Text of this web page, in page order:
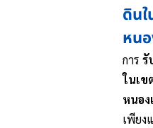
ดินใ
หน
การ รั
ในเข
หนอ
เพียง